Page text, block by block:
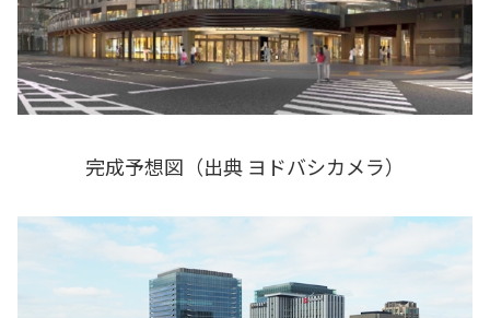
完成予想図（出典 ヨドバシカメラ）